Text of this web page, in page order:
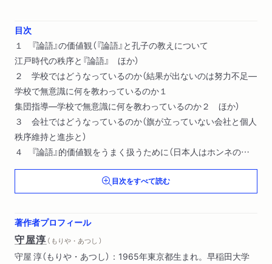
目次
１ 『論語』の価値観（『論語』と孔子の教えについて
江戸時代の秩序と『論語』 ほか）
２ 学校ではどうなっているのか（結果が出ないのは努力不足―
学校で無意識に何を教わっているのか１
集団指導―学校で無意識に何を教わっているのか２ ほか）
３ 会社ではどうなっているのか（旗が立っていない会社と個人
秩序維持と進歩と）
４ 『論語』的価値観をうまく扱うために（日本人はホンネのは
け口を求めている
手段としての「論語と算盤」）目次をすべて読む
著作者プロフィール
守屋淳 （ もりや・あつし ）
守屋 淳（もりや・あつし）：1965年東京都生まれ。早稲田大学